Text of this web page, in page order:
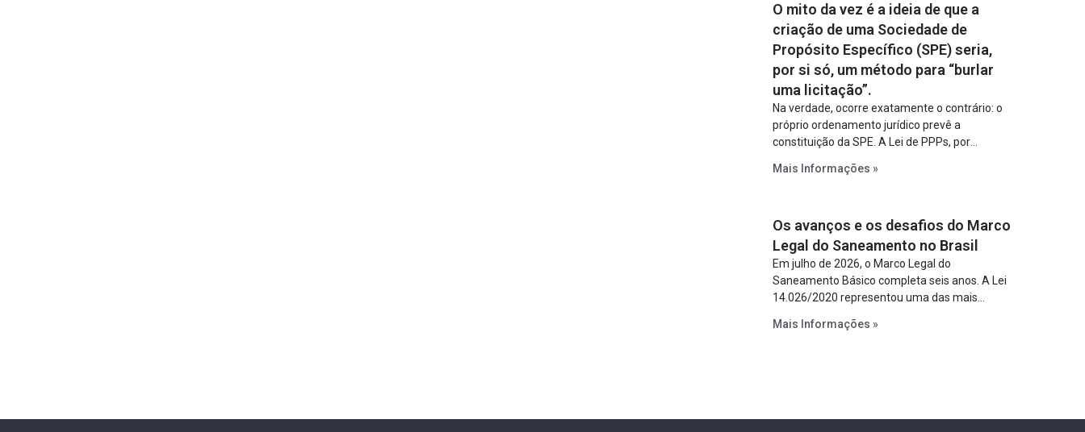
O mito da vez é a ideia de que a
criação de uma Sociedade de
Propósito Específico (SPE) seria,
por si só, um método para “burlar
uma licitação”.
Na verdade, ocorre exatamente o contrário: o
próprio ordenamento jurídico prevê a
constituição da SPE. A Lei de PPPs, por
constitua uma SPE para implantar e gerir o
Lei de Concessões, a figura é facultativa e
sujeita a uma escolha racional de projeto a
projeto.
Mais Informações »
Os avanços e os desafios do Marco
Legal do Saneamento no Brasil
Em julho de 2026, o Marco Legal do
Saneamento Básico completa seis anos. A Lei
14.026/2020 representou uma das mais
estabelecer metas claras para a
mecanismos voltados à segurança jurídica dos
Mais Informações »